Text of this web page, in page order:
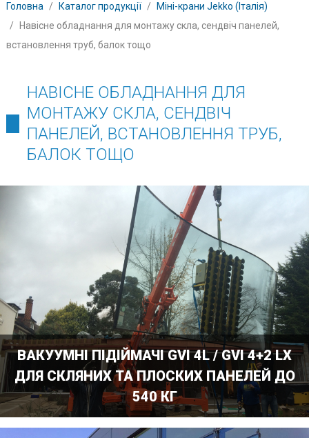
Головна Каталог продукції
Міні-крани Jekko (Італія)
Навісне обладнання для монтажу скла, сендвіч панелей,
встановлення труб, балок тощо
НАВІСНЕ ОБЛАДНАННЯ ДЛЯ
МОНТАЖУ СКЛА, СЕНДВІЧ
ПАНЕЛЕЙ, ВСТАНОВЛЕННЯ ТРУБ,
БАЛОК ТОЩО
ВАКУУМНІ ПІДІЙМАЧІ GVI 4L / GVI 4+2 LX
ДЛЯ СКЛЯНИХ ТА ПЛОСКИХ ПАНЕЛЕЙ ДО
540 КГ